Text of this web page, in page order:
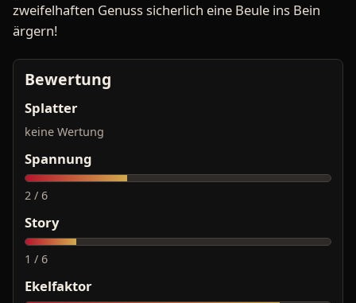
zweifelhaften Genuss sicherlich eine Beule ins Bein
ärgern!
Bewertung
Splatter
keine Wertung
Spannung
2 / 6
Story
1 / 6
Ekelfaktor